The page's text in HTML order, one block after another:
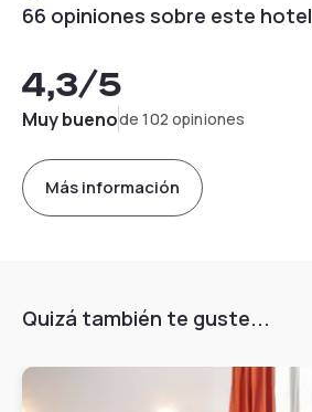
66 opiniones sobre este hotel
4,3/5
Muy buenode 102 opiniones
Más información
Quizá también te guste...